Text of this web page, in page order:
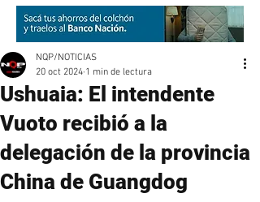
Ushuaia: El intendente
Vuoto recibió a la
delegación de la provincia
China de Guangdog
NQP/NOTICIAS
20 oct 2024 1 min de lectura